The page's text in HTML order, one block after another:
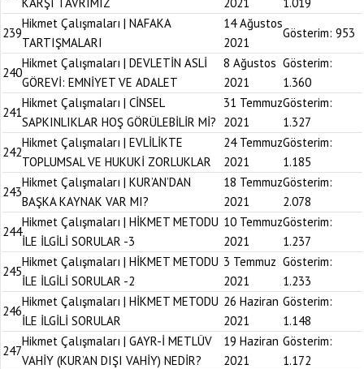
239
Hikmet Çalışmaları | NAFAKA
TARTIŞMALARI
14 Ağustos
2021
Gösterim: 953
240
Hikmet Çalışmaları | DEVLETİN ASLİ
GÖREVİ: EMNİYET VE ADALET
8 Ağustos
2021
Gösterim:
1.360
241
Hikmet Çalışmaları | CİNSEL
SAPKINLIKLAR HOŞ GÖRÜLEBİLİR Mİ?
31 Temmuz
2021
Gösterim:
1.327
242
Hikmet Çalışmaları | EVLİLİKTE
TOPLUMSAL VE HUKUKİ ZORLUKLAR
24 Temmuz
2021
Gösterim:
1.185
243
Hikmet Çalışmaları | KUR’AN’DAN
BAŞKA KAYNAK VAR MI?
18 Temmuz
2021
Gösterim:
2.078
244
Hikmet Çalışmaları | HİKMET METODU
İLE İLGİLİ SORULAR -3
10 Temmuz
2021
Gösterim:
1.237
245
Hikmet Çalışmaları | HİKMET METODU
İLE İLGİLİ SORULAR -2
3 Temmuz
2021
Gösterim:
1.233
246
Hikmet Çalışmaları | HİKMET METODU
İLE İLGİLİ SORULAR
26 Haziran
2021
Gösterim:
1.148
247
Hikmet Çalışmaları | GAYR-İ METLÜV
VAHİY (KUR’AN DIŞI VAHİY) NEDİR?
19 Haziran
2021
Gösterim:
1.172